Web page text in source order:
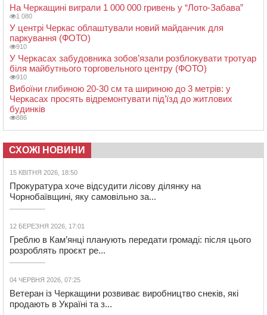
На Черкащині виграли 1 000 000 гривень у “Лото-Забава”
1 080
У центрі Черкас облаштували новий майданчик для
паркування (ФОТО)
910
У Черкасах забудовника зобов’язали розблокувати тротуар
біля майбутнього торговельного центру (ФОТО)
910
Вибоїни глибиною 20-30 см та шириною до 3 метрів: у
Черкасах просять відремонтувати під’їзд до житлових
будинків
886
СХОЖІ НОВИНИ
15 КВІТНЯ 2026, 18:50
Прокуратура хоче відсудити лісову ділянку на
Чорнобаївщині, яку самовільно за...
12 БЕРЕЗНЯ 2026, 17:01
Греблю в Кам’янці планують передати громаді: після цього
розроблять проєкт ре...
04 ЧЕРВНЯ 2026, 07:25
Ветеран із Черкащини розвиває виробництво снеків, які
продають в Україні та з...